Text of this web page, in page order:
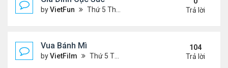
byVietFun Thứ 5 Tháng 1 19, 2023 4:42 pm
Trả lời
Vua Bánh Mì
byVietFilm Thứ 5 Tháng 10 15, 2020 1:26 pm
104
Trả lời